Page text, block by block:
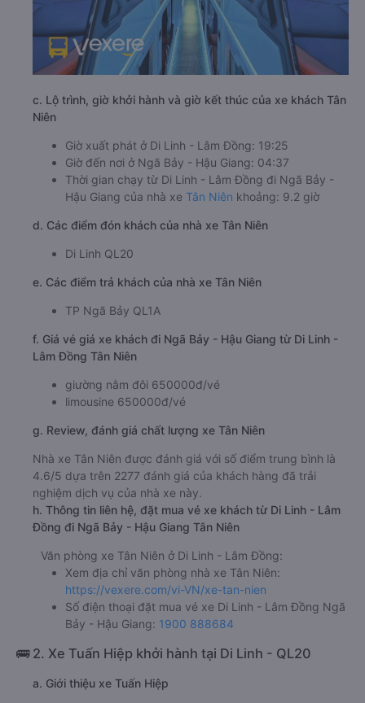
c. Lộ trình, giờ khởi hành và giờ kết thúc của xe khách Tân
Niên
Giờ xuất phát ở Di Linh - Lâm Đồng: 19:25
Giờ đến nơi ở Ngã Bảy - Hậu Giang: 04:37
Thời gian chạy từ Di Linh - Lâm Đồng đi Ngã Bảy -
Hậu Giang của nhà xe Tân Niên khoảng: 9.2 giờ
d. Các điểm đón khách của nhà xe Tân Niên
Di Linh QL20
e. Các điểm trả khách của nhà xe Tân Niên
TP Ngã Bảy QL1A
f. Giá vé giá xe khách đi Ngã Bảy - Hậu Giang từ Di Linh -
Lâm Đồng Tân Niên
giường nằm đôi 650000đ/vé
limousine 650000đ/vé
g. Review, đánh giá chất lượng xe Tân Niên
Nhà xe Tân Niên được đánh giá với số điểm trung bình là
4.6/5 dựa trên 2277 đánh giá của khách hàng đã trải
nghiệm dịch vụ của nhà xe này.
h. Thông tin liên hệ, đặt mua vé xe khách từ Di Linh - Lâm
Đồng đi Ngã Bảy - Hậu Giang Tân Niên
Văn phòng xe Tân Niên ở Di Linh - Lâm Đồng:
Xem địa chỉ văn phòng nhà xe Tân Niên:
https://vexere.com/vi-VN/xe-tan-nien
Số điện thoại đặt mua vé xe Di Linh - Lâm Đồng Ngã
Bảy - Hậu Giang: 1900 888684
🚌 2. Xe Tuấn Hiệp khởi hành tại Di Linh - QL20
a. Giới thiệu xe Tuấn Hiệp